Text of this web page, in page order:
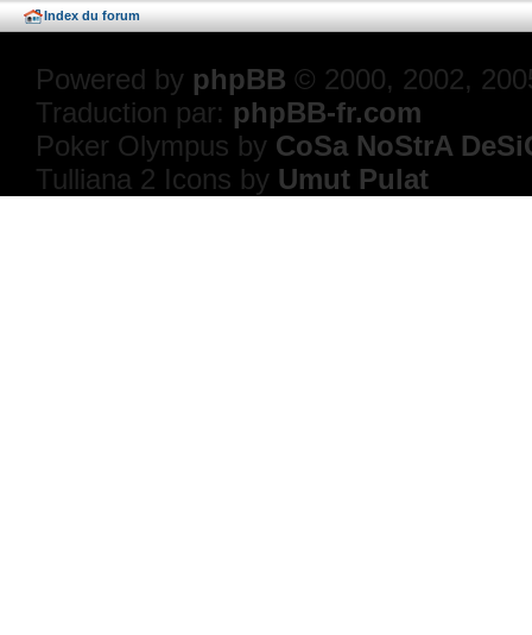
Index du forum
Powered by phpBB © 2000, 2002,
Traduction par: phpBB-fr.com
Poker Olympus by CoSa NoStrA
Tulliana 2 Icons by Umut Pulat